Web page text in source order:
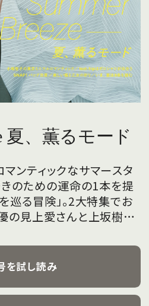
夏、薫るモード
ンティックなサマースタ
きのための運命の1本を提
巡る冒険」。2大特集でお
の見上愛さんと上坂樹里
を試し読み